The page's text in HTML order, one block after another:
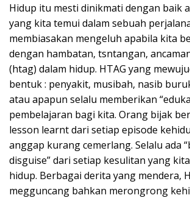
Hidup itu mesti dinikmati dengan baik
yang kita temui dalam sebuah
membiasakan mengeluh apabila kita
dengan hambatan, tsntangan,
(htag) dalam hidup. HTAG yang
bentuk : penyakit, musibah, nasib
atau apapun selalu memberikan
pembelajaran bagi kita. Orang bijak
lesson learnt dari setiap episode
anggap kurang cemerlang. Selalu ada
disguise” dari setiap kesulitan yang
hidup. Berbagai derita yang mendera,
megguncang bahkan merongrong